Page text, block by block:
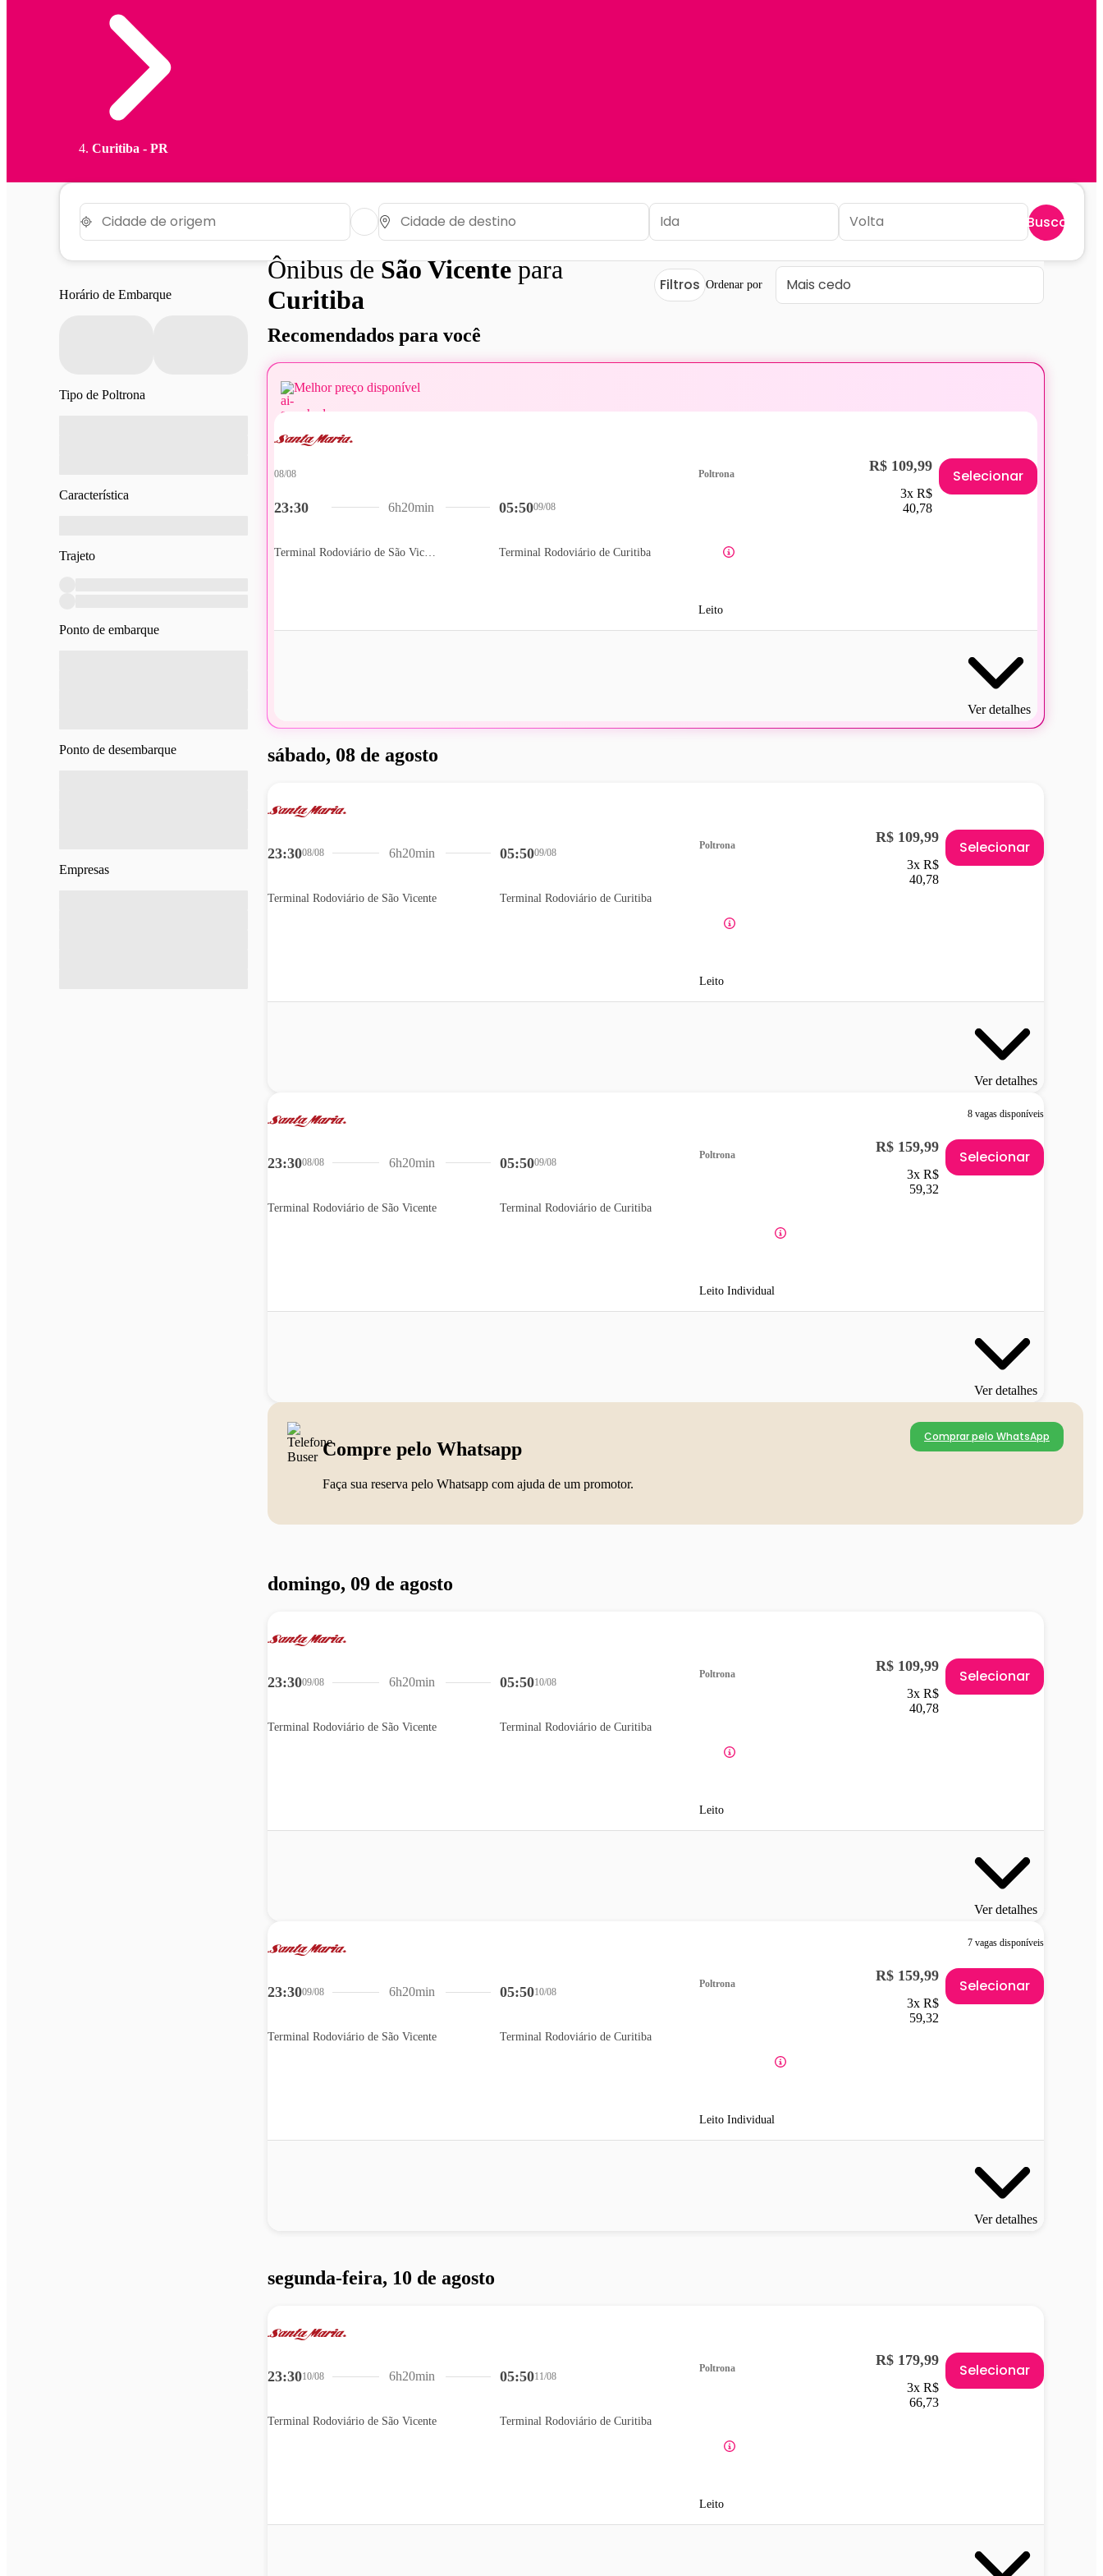
Curitiba - PR
Buscar
Horário de Embarque
Tipo de Poltrona
Característica
Trajeto
Ponto de embarque
Ponto de desembarque
Empresas
Ônibus deSão Vicentepara
Curitiba
Filtros Ordenar por
Recomendados para você
Melhor preço disponível
23:30
08/08
05:5009/08
Terminal Rodoviário de Curitiba
6h20min
Poltrona
Leito
R$ 109,99
3x R$
40,78
Selecionar
Ver detalhes
sábado, 08 de agosto
23:3008/08
Terminal Rodoviário de São Vicente
05:5009/08
Terminal Rodoviário de Curitiba
6h20min
Poltrona
Leito
R$ 109,99
3x R$
40,78
Selecionar
Ver detalhes
8 vagas disponíveis
23:3008/08
Terminal Rodoviário de São Vicente
05:5009/08
Terminal Rodoviário de Curitiba
6h20min
Poltrona
Leito Individual
R$ 159,99
3x R$
59,32
Selecionar
Ver detalhes
Compre pelo Whatsapp
Faça sua reserva pelo Whatsapp com ajuda de um promotor.
Comprar pelo WhatsApp
domingo, 09 de agosto
23:3009/08
Terminal Rodoviário de São Vicente
05:5010/08
Terminal Rodoviário de Curitiba
6h20min
Poltrona
Leito
R$ 109,99
3x R$
40,78
Selecionar
Ver detalhes
7 vagas disponíveis
23:3009/08
Terminal Rodoviário de São Vicente
05:5010/08
Terminal Rodoviário de Curitiba
6h20min
Poltrona
Leito Individual
R$ 159,99
3x R$
59,32
Selecionar
Ver detalhes
segunda-feira, 10 de agosto
23:3010/08
Terminal Rodoviário de São Vicente
05:5011/08
Terminal Rodoviário de Curitiba
6h20min
Poltrona
Leito
R$ 179,99
3x R$
66,73
Selecionar